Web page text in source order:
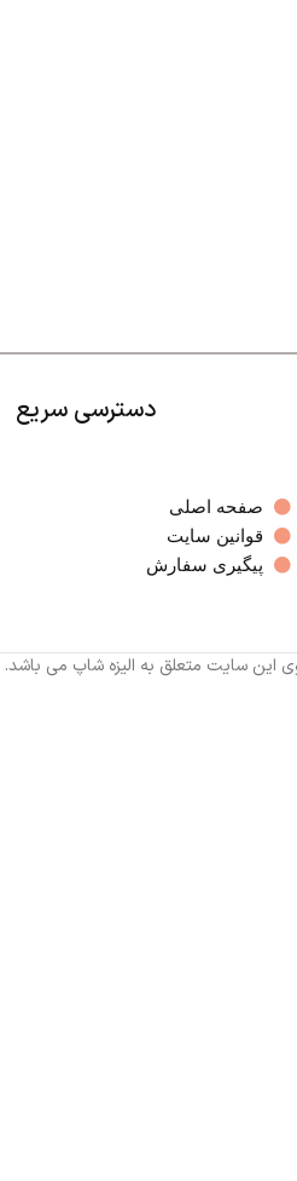
دسترسی سریع
صفحه اصلی
قوانین سایت
پیگیری سفارش
این سایت متعلق به الیزه شاپ می باشد.